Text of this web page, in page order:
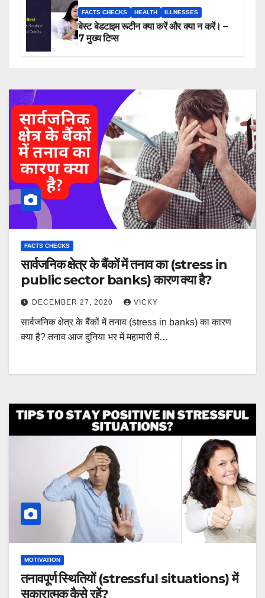
FACTS CHECKS HEALTH ILLNESSES
बेस्ट बेडटाइम रूटीन क्या करें और क्या न करें। –
7 मुख्य टिप्स
FACTS CHECKS
सार्वजनिक क्षेत्र के बैंकों में तनाव का (stress in
public sector banks) कारण क्या है?
DECEMBER 27, 2020 VICKY
सार्वजनिक क्षेत्र के बैंकों में तनाव (stress in banks) का कारण
क्या है? तनाव आज दुनिया भर में महामारी में…
MOTIVATION
तनावपूर्ण स्थितियों (stressful situations) में
सकारात्मक कैसे रहें?